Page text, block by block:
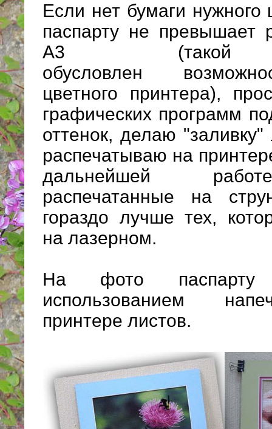
Если нет бумаги нужного
паспарту не превышает
А3 (такой
обусловлен
цветного принтера),
графических программ
оттенок, делаю
распечатываю на
дальнейшей
распечатанные на
гораздо лучше тех,
на лазерном.
На фото
использованием
принтере листов.